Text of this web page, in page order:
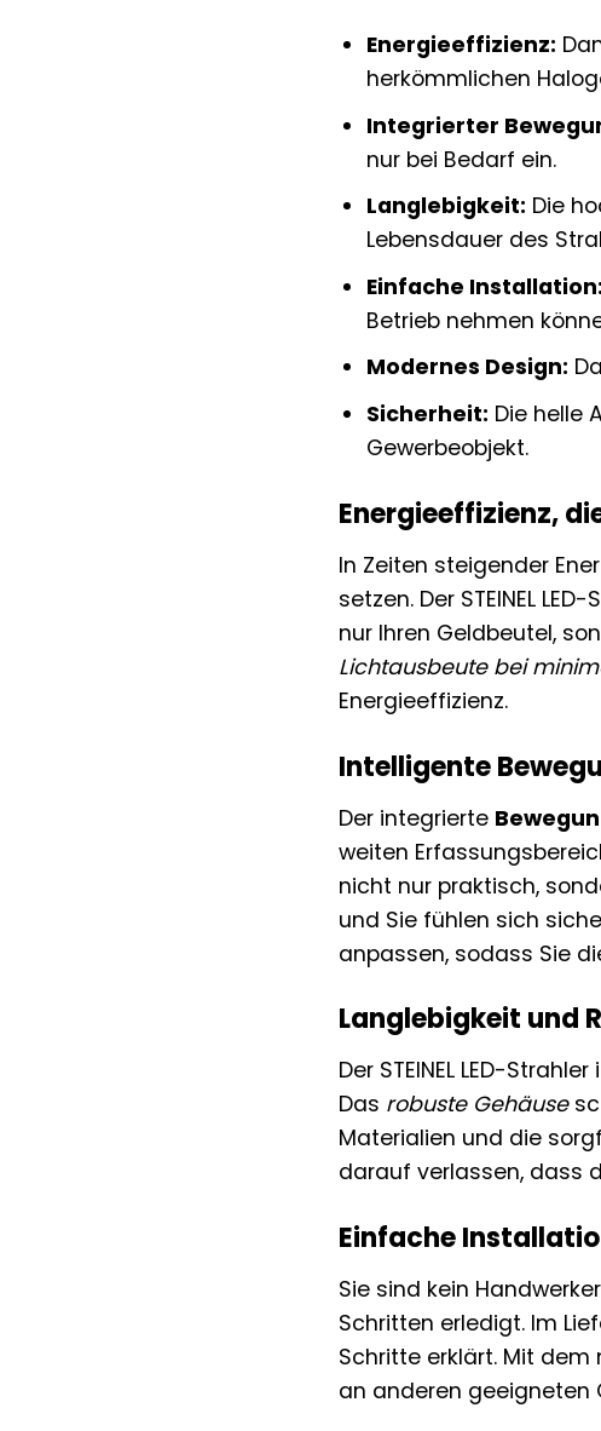
Energieeffizienz:
herkömmlichen
Integrierter
nur bei Bedarf ein.
Langlebigkeit: Die
Lebensdauer des
Einfache Installation:
Betrieb nehmen
Modernes Design:
Sicherheit: Die helle
Gewerbeobjekt.
Energieeffizienz,
In Zeiten steigender
setzen. Der STEINEL
nur Ihren Geldbeutel,
Lichtausbeute bei
Energieeffizienz.
Intelligente
Der integrierte
weiten
nicht nur praktisch,
und Sie fühlen sich
anpassen, sodass Sie
Langlebigkeit und
Der STEINEL LED-
Das robuste Gehäuse
Materialien und die
darauf verlassen, dass
Einfache
Sie sind kein
Schritten erledigt. Im
Schritte erklärt. Mit
an anderen geeigneten